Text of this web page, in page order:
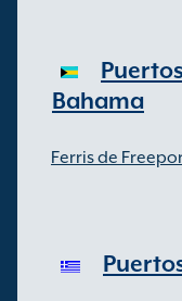
Bahama
Ferris de